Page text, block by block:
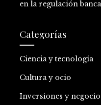
en la regulación
Categorías
Ciencia y tecnología
Cultura y ocio
Inversiones y